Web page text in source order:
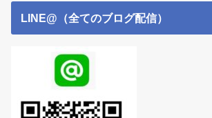
LINE@（全てのブログ配信）